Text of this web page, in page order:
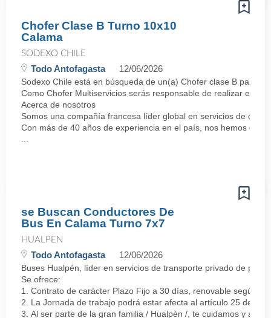
Chofer Clase B Turno 10x10
Calama
SODEXO CHILE
Todo Antofagasta 12/06/2026
Sodexo Chile está en búsqueda de un(a) Chofer clase B para
Como Chofer Multiservicios serás responsable de realizar el
Acerca de nosotros
Somos una compañía francesa líder global en servicios de
Con más de 40 años de experiencia en el país, nos hemos
se Buscan Conductores De
Bus En Calama Turno 7x7
HUALPEN
Todo Antofagasta 12/06/2026
Buses Hualpén, líder en servicios de transporte privado de
Se ofrece:
1. Contrato de carácter Plazo Fijo a 30 días, renovable según
2. La Jornada de trabajo podrá estar afecta al artículo 25 del
3. Al ser parte de la gran familia / Hualpén /, te cuidamos y